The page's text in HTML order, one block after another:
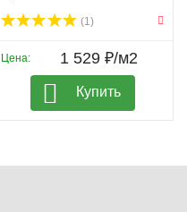
(1)
Цена: 1 529 ₽/м2
Купить